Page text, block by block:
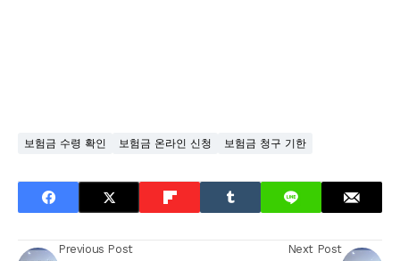
보험금 수령 확인 보험금 온라인 신청 보험금 청구 기한
Previous Post Next Post